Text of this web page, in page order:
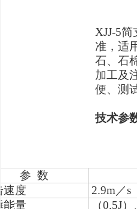
XJJ-5简
准，适
石、石
加工及
便、测
技术参
参 数
速度
2.9m ／s
能量
（0.5J